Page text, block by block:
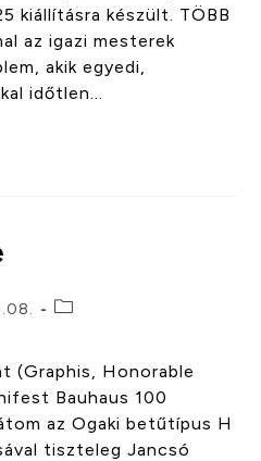
kiállításra készült. TÖBB
az igazi mesterek
akik egyedi,
időtlen…
(Graphis, Honorable
Bauhaus 100
az Ogaki betűtípus H
tiszteleg Jancsó